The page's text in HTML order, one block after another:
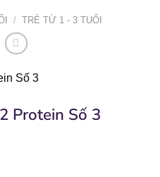
/ TRẺ TỪ 1 - 3 TUỔI
Protein Số 3